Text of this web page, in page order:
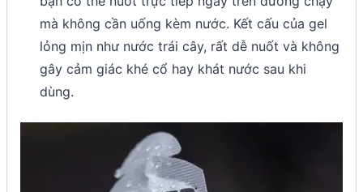
mà không cần uống kèm nước. Kết cấu của gel
lỏng mịn như nước trái cây, rất dễ nuốt và không
gây cảm giác khé cổ hay khát nước sau khi
dùng.